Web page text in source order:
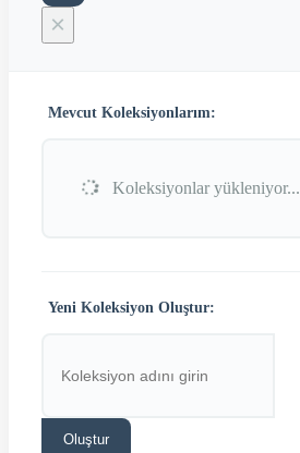
×
Mevcut Koleksiyonlarım:
Koleksiyonlar yükleniyor...
Yeni Koleksiyon Oluştur:
Oluştur